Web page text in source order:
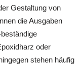
Gestaltung von
die Ausgaben
oder
stehen häufig